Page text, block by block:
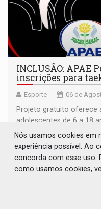
INCLUSÃO: APAE
inscrições para
Esporte 06 de
Projeto gratuito oferece
adolescentes de 6 a 18
inclusão e
Nós usamos cookies em
experiência possível. Ao
concorda com esse uso.
como usamos cookies,